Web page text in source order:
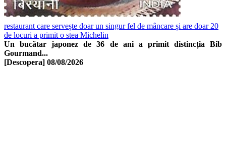
restaurant care servește doar un singur fel de mâncare și are doar 20
de locuri a primit o stea Michelin
Un bucătar japonez de 36 de ani a primit distincția Bib
Gourmand...
[Descopera] 08/08/2026